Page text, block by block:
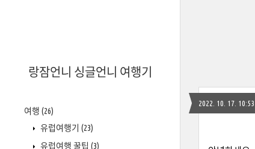
랑잠언니 싱글언니 여행기
여행 (26)
유럽여행기 (23)
유럽여행 꿀팁 (3)
2022. 10. 17. 10:53